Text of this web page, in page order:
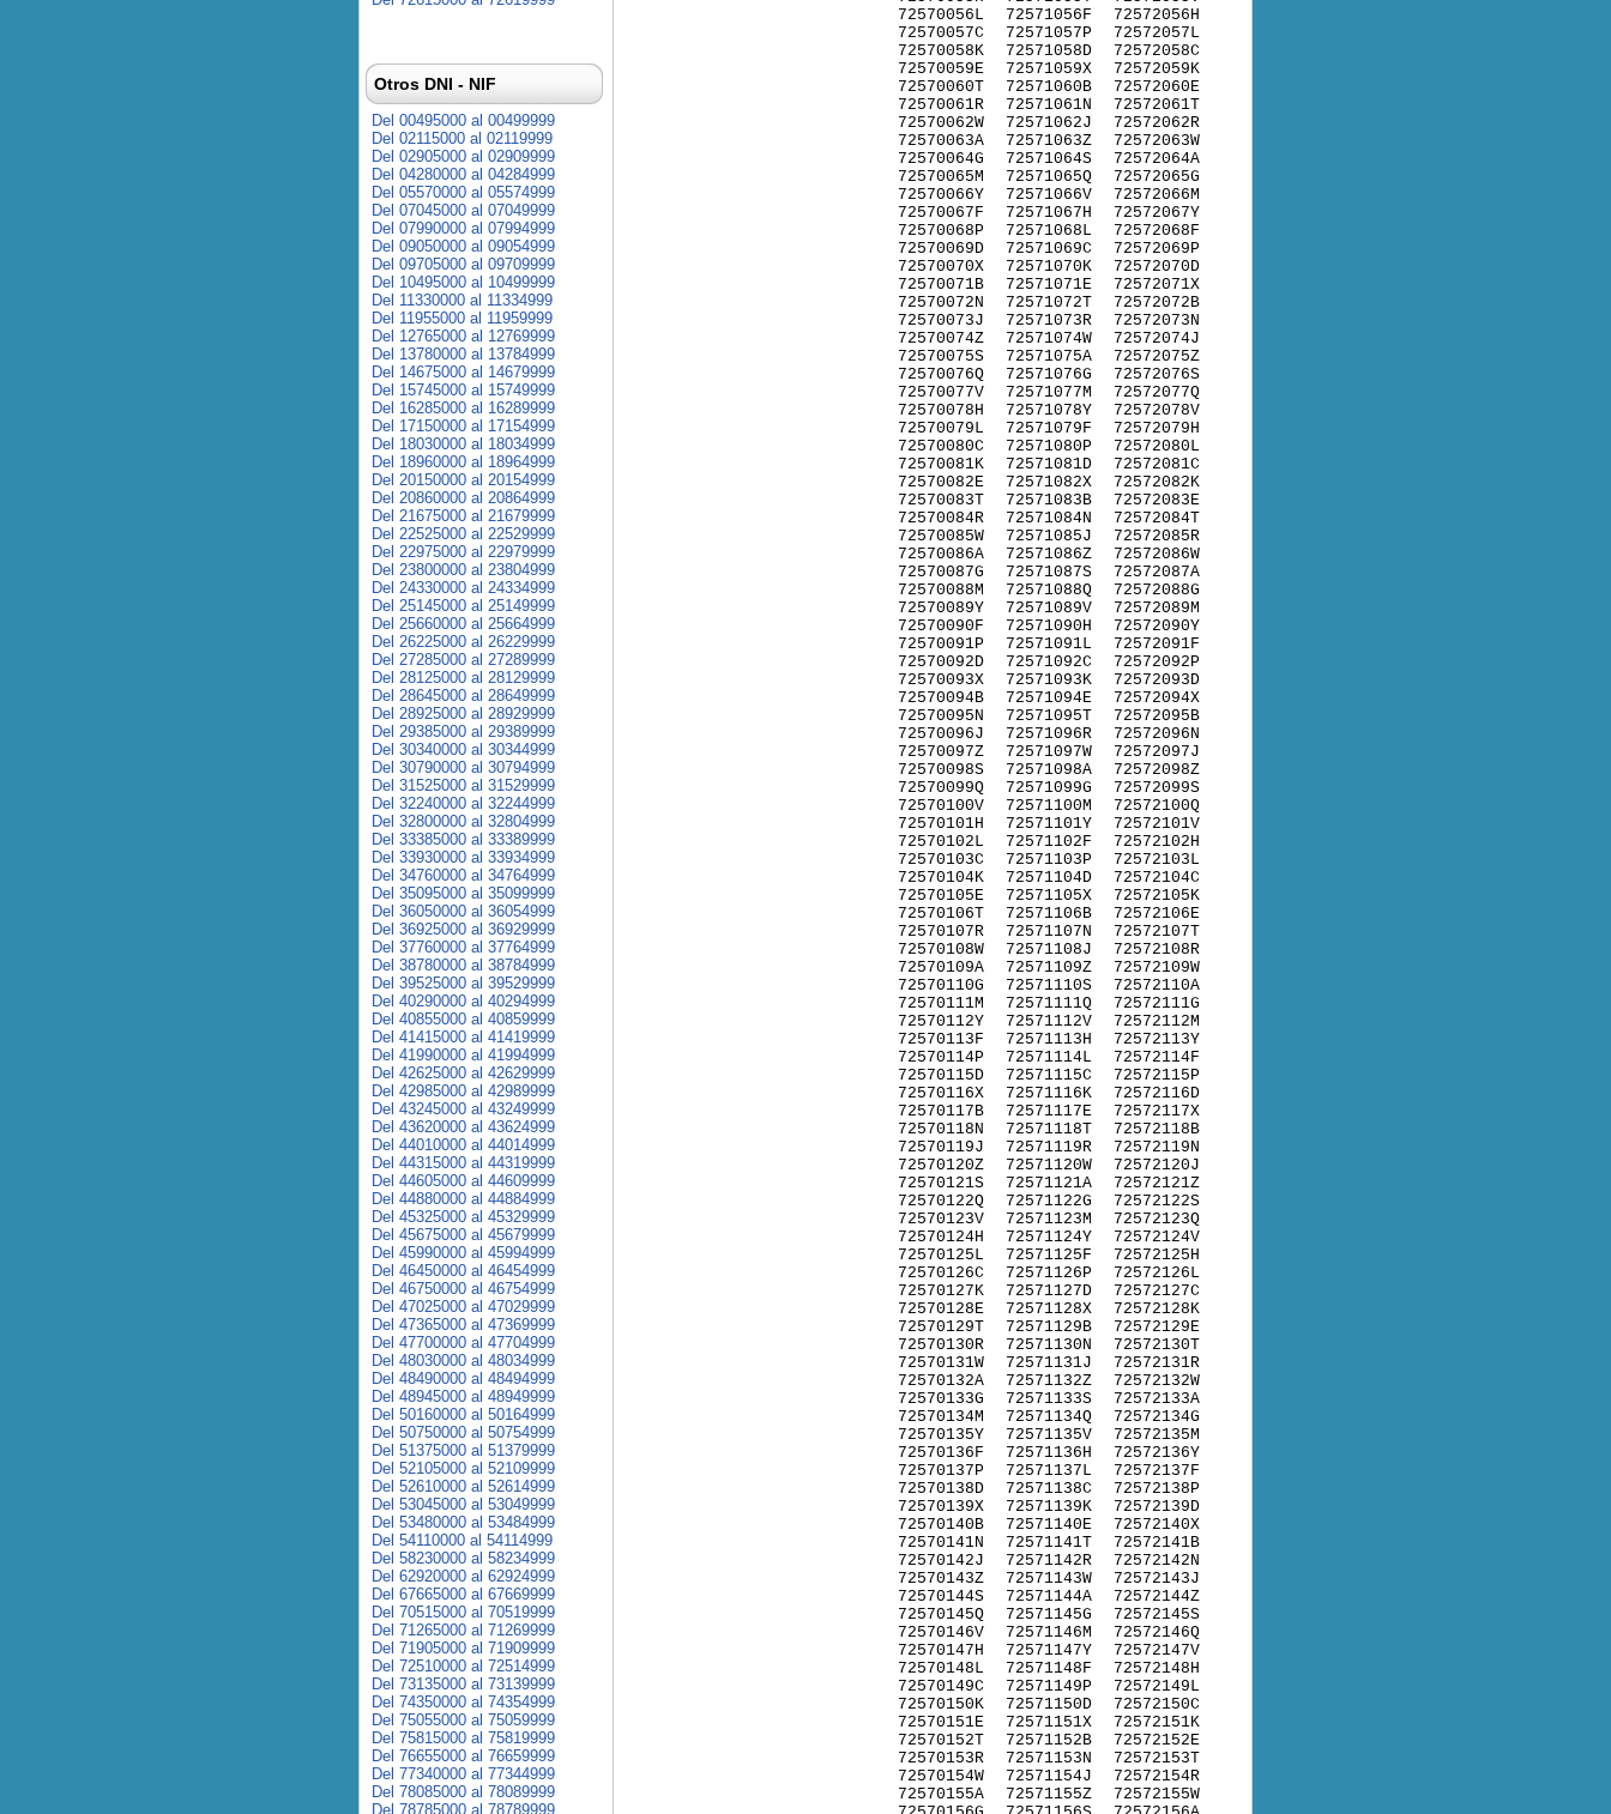
72570056L
72570057C
72570058K
72570059E
72570060T
72570061R
72570062W
72570063A
72570064G
72570065M
72570066Y
72570067F
72570068P
72570069D
72570070X
72570071B
72570072N
72570073J
72570074Z
72570075S
72570076Q
72570077V
72570078H
72570079L
72570080C
72570081K
72570082E
72570083T
72570084R
72570085W
72570086A
72570087G
72570088M
72570089Y
72570090F
72570091P
72570092D
72570093X
72570094B
72570095N
72570096J
72570097Z
72570098S
72570099Q
72570100V
72570101H
72570102L
72570103C
72570104K
72570105E
72570106T
72570107R
72570108W
72570109A
72570110G
72570111M
72570112Y
72570113F
72570114P
72570115D
72570116X
72570117B
72570118N
72570119J
72570120Z
72570121S
72570122Q
72570123V
72570124H
72570125L
72570126C
72570127K
72570128E
72570129T
72570130R
72570131W
72570132A
72570133G
72570134M
72570135Y
72570136F
72570137P
72570138D
72570139X
72570140B
72570141N
72570142J
72570143Z
72570144S
72570145Q
72570146V
72570147H
72570148L
72570149C
72570150K
72570151E
72570152T
72570153R
72570154W
72570155A
72571056F
72571057P
72571058D
72571059X
72571060B
72571061N
72571062J
72571063Z
72571064S
72571065Q
72571066V
72571067H
72571068L
72571069C
72571070K
72571071E
72571072T
72571073R
72571074W
72571075A
72571076G
72571077M
72571078Y
72571079F
72571080P
72571081D
72571082X
72571083B
72571084N
72571085J
72571086Z
72571087S
72571088Q
72571089V
72571090H
72571091L
72571092C
72571093K
72571094E
72571095T
72571096R
72571097W
72571098A
72571099G
72571100M
72571101Y
72571102F
72571103P
72571104D
72571105X
72571106B
72571107N
72571108J
72571109Z
72571110S
72571111Q
72571112V
72571113H
72571114L
72571115C
72571116K
72571117E
72571118T
72571119R
72571120W
72571121A
72571122G
72571123M
72571124Y
72571125F
72571126P
72571127D
72571128X
72571129B
72571130N
72571131J
72571132Z
72571133S
72571134Q
72571135V
72571136H
72571137L
72571138C
72571139K
72571140E
72571141T
72571142R
72571143W
72571144A
72571145G
72571146M
72571147Y
72571148F
72571149P
72571150D
72571151X
72571152B
72571153N
72571154J
72571155Z
72572056H
72572057L
72572058C
72572059K
72572060E
72572061T
72572062R
72572063W
72572064A
72572065G
72572066M
72572067Y
72572068F
72572069P
72572070D
72572071X
72572072B
72572073N
72572074J
72572075Z
72572076S
72572077Q
72572078V
72572079H
72572080L
72572081C
72572082K
72572083E
72572084T
72572085R
72572086W
72572087A
72572088G
72572089M
72572090Y
72572091F
72572092P
72572093D
72572094X
72572095B
72572096N
72572097J
72572098Z
72572099S
72572100Q
72572101V
72572102H
72572103L
72572104C
72572105K
72572106E
72572107T
72572108R
72572109W
72572110A
72572111G
72572112M
72572113Y
72572114F
72572115P
72572116D
72572117X
72572118B
72572119N
72572120J
72572121Z
72572122S
72572123Q
72572124V
72572125H
72572126L
72572127C
72572128K
72572129E
72572130T
72572131R
72572132W
72572133A
72572134G
72572135M
72572136Y
72572137F
72572138P
72572139D
72572140X
72572141B
72572142N
72572143J
72572144Z
72572145S
72572146Q
72572147V
72572148H
72572149L
72572150C
72572151K
72572152E
72572153T
72572154R
72572155W
Otros DNI - NIF
Del 00495000 al 00499999
Del 02115000 al 02119999
Del 02905000 al 02909999
Del 04280000 al 04284999
Del 05570000 al 05574999
Del 07045000 al 07049999
Del 07990000 al 07994999
Del 09050000 al 09054999
Del 09705000 al 09709999
Del 10495000 al 10499999
Del 11330000 al 11334999
Del 11955000 al 11959999
Del 12765000 al 12769999
Del 13780000 al 13784999
Del 14675000 al 14679999
Del 15745000 al 15749999
Del 16285000 al 16289999
Del 17150000 al 17154999
Del 18030000 al 18034999
Del 18960000 al 18964999
Del 20150000 al 20154999
Del 20860000 al 20864999
Del 21675000 al 21679999
Del 22525000 al 22529999
Del 22975000 al 22979999
Del 23800000 al 23804999
Del 24330000 al 24334999
Del 25145000 al 25149999
Del 25660000 al 25664999
Del 26225000 al 26229999
Del 27285000 al 27289999
Del 28125000 al 28129999
Del 28645000 al 28649999
Del 28925000 al 28929999
Del 29385000 al 29389999
Del 30340000 al 30344999
Del 30790000 al 30794999
Del 31525000 al 31529999
Del 32240000 al 32244999
Del 32800000 al 32804999
Del 33385000 al 33389999
Del 33930000 al 33934999
Del 34760000 al 34764999
Del 35095000 al 35099999
Del 36050000 al 36054999
Del 36925000 al 36929999
Del 37760000 al 37764999
Del 38780000 al 38784999
Del 39525000 al 39529999
Del 40290000 al 40294999
Del 40855000 al 40859999
Del 41415000 al 41419999
Del 41990000 al 41994999
Del 42625000 al 42629999
Del 42985000 al 42989999
Del 43245000 al 43249999
Del 43620000 al 43624999
Del 44010000 al 44014999
Del 44315000 al 44319999
Del 44605000 al 44609999
Del 44880000 al 44884999
Del 45325000 al 45329999
Del 45675000 al 45679999
Del 45990000 al 45994999
Del 46450000 al 46454999
Del 46750000 al 46754999
Del 47025000 al 47029999
Del 47365000 al 47369999
Del 47700000 al 47704999
Del 48030000 al 48034999
Del 48490000 al 48494999
Del 48945000 al 48949999
Del 50160000 al 50164999
Del 50750000 al 50754999
Del 51375000 al 51379999
Del 52105000 al 52109999
Del 52610000 al 52614999
Del 53045000 al 53049999
Del 53480000 al 53484999
Del 54110000 al 54114999
Del 58230000 al 58234999
Del 62920000 al 62924999
Del 67665000 al 67669999
Del 70515000 al 70519999
Del 71265000 al 71269999
Del 71905000 al 71909999
Del 72510000 al 72514999
Del 73135000 al 73139999
Del 74350000 al 74354999
Del 75055000 al 75059999
Del 75815000 al 75819999
Del 76655000 al 76659999
Del 77340000 al 77344999
Del 78085000 al 78089999
Del 78785000 al 78789999